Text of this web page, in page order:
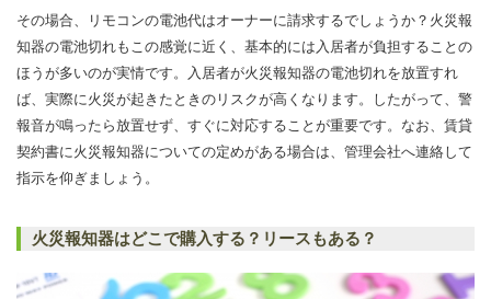
その場合、リモコンの電池代はオーナーに請求するでしょうか？火災報
知器の電池切れもこの感覚に近く、基本的には入居者が負担することの
ほうが多いのが実情です。入居者が火災報知器の電池切れを放置すれ
ば、実際に火災が起きたときのリスクが高くなります。したがって、警
報音が鳴ったら放置せず、すぐに対応することが重要です。なお、賃貸
契約書に火災報知器についての定めがある場合は、管理会社へ連絡して
指示を仰ぎましょう。
火災報知器はどこで購入する？リースもある？